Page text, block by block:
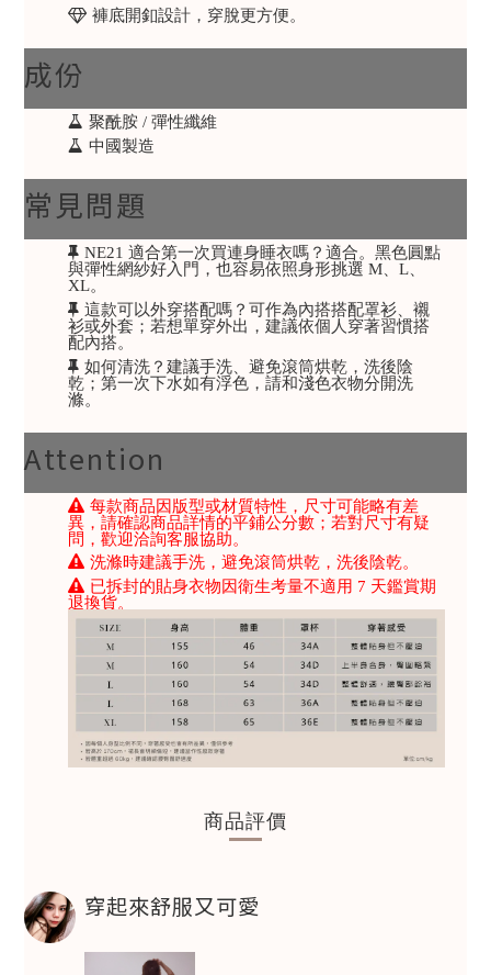
褲底開釦設計，穿脫更方便。
成份
聚酰胺 / 彈性纖維
中國製造
常見問題
NE21 適合第一次買連身睡衣嗎？適合。黑色圓點
與彈性網紗好入門，也容易依照身形挑選 M、L、
XL。
這款可以外穿搭配嗎？可作為內搭搭配罩衫、襯
衫或外套；若想單穿外出，建議依個人穿著習慣搭
配內搭。
如何清洗？建議手洗、避免滾筒烘乾，洗後陰
乾；第一次下水如有浮色，請和淺色衣物分開洗
滌。
Attention
每款商品因版型或材質特性，尺寸可能略有差
異，請確認商品詳情的平鋪公分數；若對尺寸有疑
問，歡迎洽詢客服協助。
洗滌時建議手洗，避免滾筒烘乾，洗後陰乾。
已拆封的貼身衣物因衛生考量不適用 7 天鑑賞期
退換貨。
商品評價
穿起來舒服又可愛